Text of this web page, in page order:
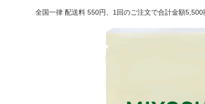
全国一律 配送料 550円、1回のご注文で合計金額